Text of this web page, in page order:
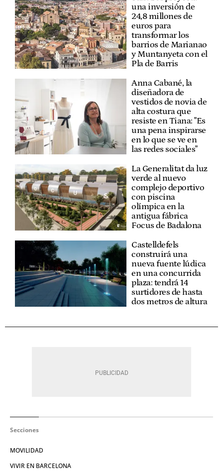
una inversión de
24,8 millones de
euros para
transformar los
barrios de Marianao
y Muntanyeta con el
Pla de Barris
Anna Cabané, la
diseñadora de
vestidos de novia de
alta costura que
resiste en Tiana: "Es
una pena inspirarse
en lo que se ve en
las redes sociales"
La Generalitat da luz
verde al nuevo
complejo deportivo
con piscina
olímpica en la
antigua fábrica
Focus de Badalona
Castelldefels
construirá una
nueva fuente lúdica
en una concurrida
plaza: tendrá 14
surtidores de hasta
dos metros de altura
Secciones
MOVILIDAD
VIVIR EN BARCELONA